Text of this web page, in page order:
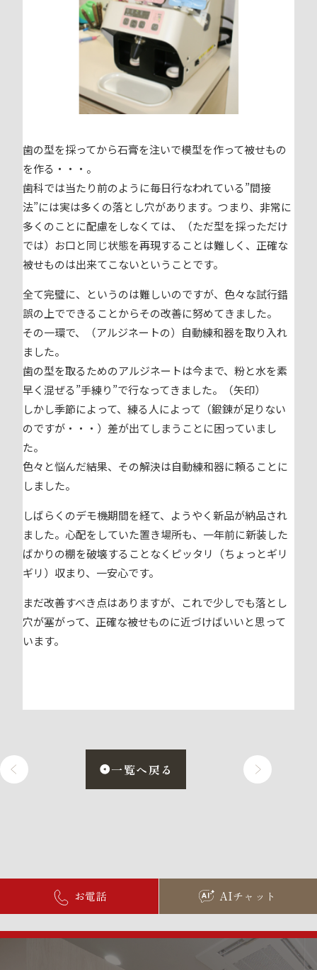
歯の型を採ってから石膏を注いで模型を作って被せもの
を作る・・・。
歯科では当たり前のように毎日行なわれている”間接
法”には実は多くの落とし穴があります。つまり、非常に
多くのことに配慮をしなくては、（ただ型を採っただけ
では）お口と同じ状態を再現することは難しく、正確な
被せものは出来てこないということです。
全て完璧に、というのは難しいのですが、色々な試行錯
誤の上でできることからその改善に努めてきました。
その一環で、（アルジネートの）自動練和器を取り入れ
ました。
歯の型を取るためのアルジネートは今まで、粉と水を素
早く混ぜる”手練り”で行なってきました。（矢印）
しかし季節によって、練る人によって（鍛錬が足りない
のですが・・・）差が出てしまうことに困っていまし
た。
色々と悩んだ結果、その解決は自動練和器に頼ることに
しました。
しばらくのデモ機期間を経て、ようやく新品が納品され
ました。心配をしていた置き場所も、一年前に新装した
ばかりの棚を破壊することなくピッタリ（ちょっとギリ
ギリ）収まり、一安心です。
まだ改善すべき点はありますが、これで少しでも落とし
穴が塞がって、正確な被せものに近づけばいいと思って
います。
一覧へ戻る
お電話 AIチャット